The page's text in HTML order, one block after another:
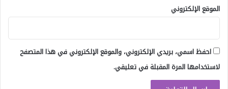
الموقع الإلكتروني
احفظ اسمي، بريدي الإلكتروني، والموقع الإلكتروني في هذا المتصفح
لاستخدامها المرة المقبلة في تعليقي.